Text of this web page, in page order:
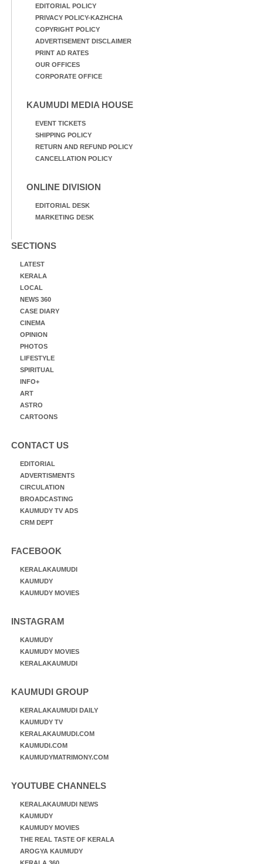
EDITORIAL POLICY
PRIVACY POLICY-KAZHCHA
COPYRIGHT POLICY
ADVERTISEMENT DISCLAIMER
PRINT AD RATES
OUR OFFICES
CORPORATE OFFICE
KAUMUDI MEDIA HOUSE
EVENT TICKETS
SHIPPING POLICY
RETURN AND REFUND POLICY
CANCELLATION POLICY
ONLINE DIVISION
EDITORIAL DESK
MARKETING DESK
SECTIONS
LATEST
KERALA
LOCAL
NEWS 360
CASE DIARY
CINEMA
OPINION
PHOTOS
LIFESTYLE
SPIRITUAL
INFO+
ART
ASTRO
CARTOONS
CONTACT US
EDITORIAL
ADVERTISMENTS
CIRCULATION
BROADCASTING
KAUMUDY TV ADS
CRM DEPT
FACEBOOK
KERALAKAUMUDI
KAUMUDY
KAUMUDY MOVIES
INSTAGRAM
KAUMUDY
KAUMUDY MOVIES
KERALAKAUMUDI
KAUMUDI GROUP
KERALAKAUMUDI DAILY
KAUMUDY TV
KERALAKAUMUDI.COM
KAUMUDI.COM
KAUMUDYMATRIMONY.COM
YOUTUBE CHANNELS
KERALAKAUMUDI NEWS
KAUMUDY
KAUMUDY MOVIES
THE REAL TASTE OF KERALA
AROGYA KAUMUDY